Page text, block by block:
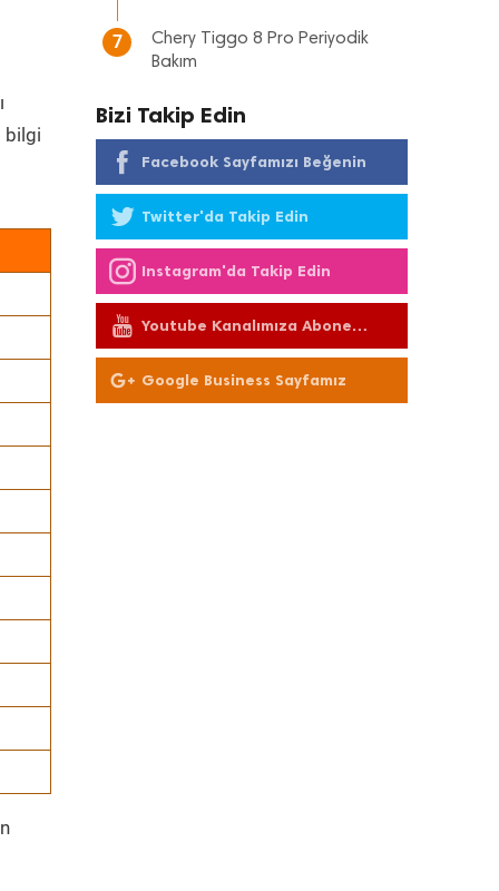
bilgi
7
Chery Tiggo 8 Pro Periyodik
Bakım
Bizi Takip Edin
Facebook Sayfamızı Beğenin
Twitter'da Takip Edin
Instagram'da Takip Edin
Youtube Kanalımıza Abone
Olun
Google Business Sayfamız